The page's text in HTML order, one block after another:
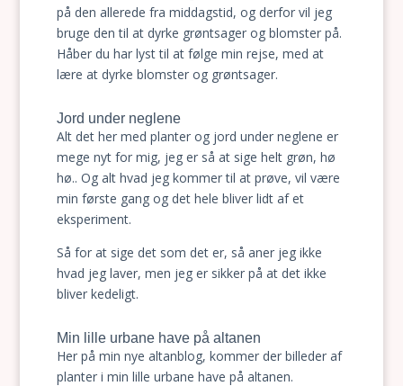
på den allerede fra middagstid, og derfor vil jeg
bruge den til at dyrke grøntsager og blomster på.
Håber du har lyst til at følge min rejse, med at
lære at dyrke blomster og grøntsager.
Jord under neglene
Alt det her med planter og jord under neglene er
mege nyt for mig, jeg er så at sige helt grøn, hø
hø.. Og alt hvad jeg kommer til at prøve, vil være
min første gang og det hele bliver lidt af et
eksperiment.
Så for at sige det som det er, så aner jeg ikke
hvad jeg laver, men jeg er sikker på at det ikke
bliver kedeligt.
Min lille urbane have på altanen
Her på min nye altanblog, kommer der billeder af
planter i min lille urbane have på altanen.